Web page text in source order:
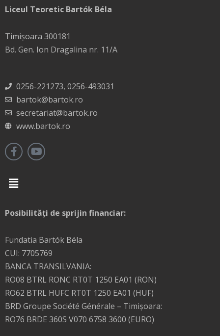
Liceul Teoretic Bartók Béla
Timișoara 300181
Bd. Gen. Ion Dragalina nr. 11/A
0256-221273, 0256-493031
bartok@bartok.ro
secretariat@bartok.ro
www.bartok.ro
Menu
Posibilități de sprijin financiar:
Fundatia Bartók Béla
CUI: 7705769
BANCA TRANSILVANIA:
RO08 BTRL RONC RT0T 1250 EA01 (RON)
RO62 BTRL HUFC RT0T 1250 EA01 (HUF)
BRD Groupe Société Générale – Timişoara:
RO76 BRDE 360S V070 6758 3600 (EURO)